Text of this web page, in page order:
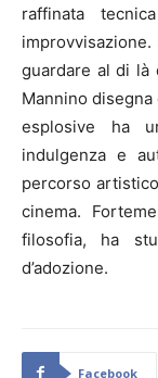
raffinata
guardare al di là
Mannino
esplosive ha
indulgenza e
percorso
cinema.
filosofia, ha
d’adozione.
Facebook